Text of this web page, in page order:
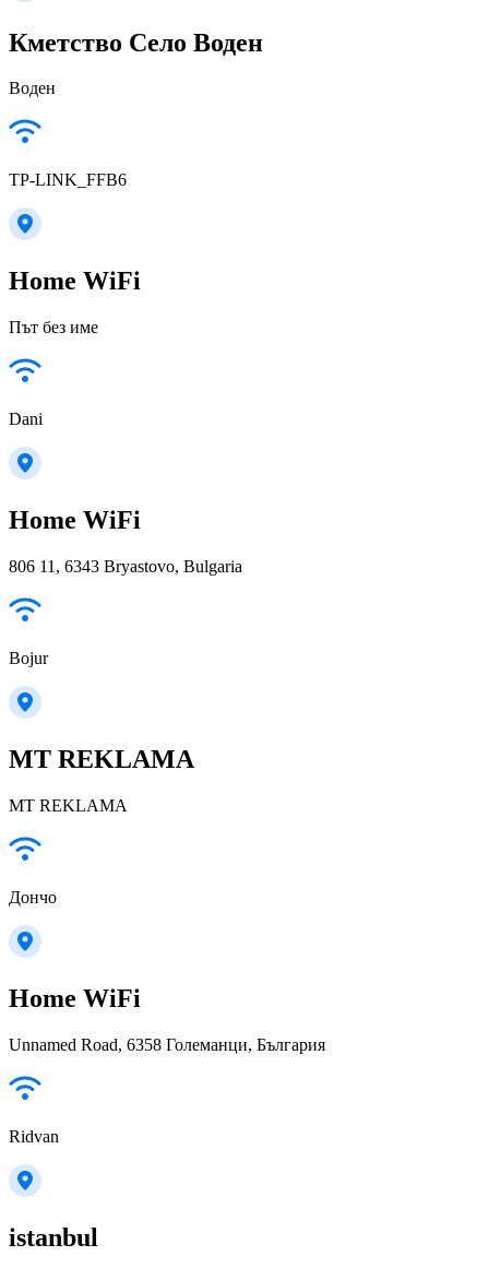
Кметство Село Воден
Воден
TP-LINK_FFB6
Home WiFi
Път без име
Dani
Home WiFi
806 11, 6343 Bryastovo, Bulgaria
Bojur
MT REKLAMA
MT REKLAMA
Дончо
Home WiFi
Unnamed Road, 6358 Големанци, България
Ridvan
istanbul